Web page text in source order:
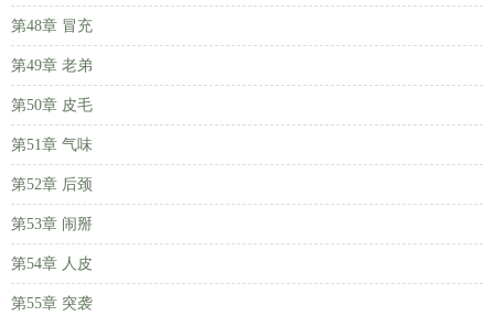
第48章 冒充
第49章 老弟
第50章 皮毛
第51章 气味
第52章 后颈
第53章 闹掰
第54章 人皮
第55章 突袭